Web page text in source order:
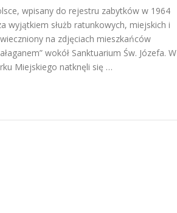
wpisany do rejestru zabytków w 1964
wyjątkiem służb ratunkowych, miejskich i
na zdjęciach mieszkańców
wokół Sanktuarium Św. Józefa. W
Miejskiego natknęli się …